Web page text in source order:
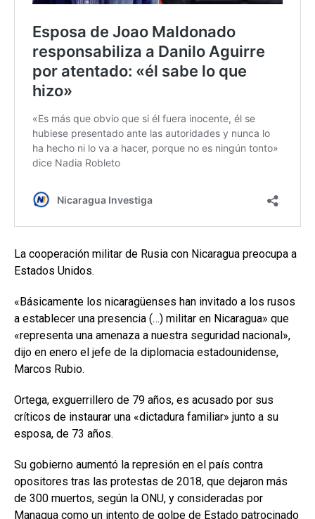
La cooperación militar de Rusia con Nicaragua preocupa a
Estados Unidos.
«Básicamente los nicaragüenses han invitado a los rusos
a establecer una presencia (…) militar en Nicaragua» que
«representa una amenaza a nuestra seguridad nacional»,
dijo en enero el jefe de la diplomacia estadounidense,
Marcos Rubio.
Ortega, exguerrillero de 79 años, es acusado por sus
críticos de instaurar una «dictadura familiar» junto a su
esposa, de 73 años.
Su gobierno aumentó la represión en el país contra
opositores tras las protestas de 2018, que dejaron más
de 300 muertos, según la ONU, y consideradas por
Managua como un intento de golpe de Estado patrocinado